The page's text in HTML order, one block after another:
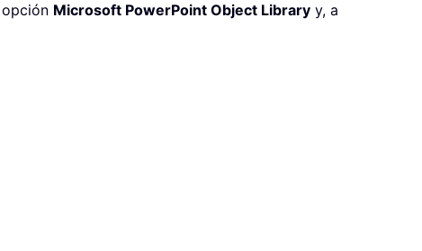
Microsoft PowerPoint Object Library y, a